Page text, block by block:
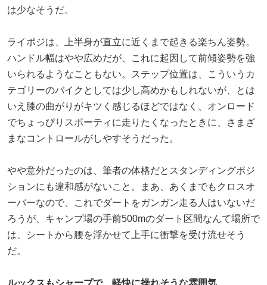
は少なそうだ。
ライポジは、上半身が直立に近くまで起きる楽ちん姿勢。
ハンドル幅はやや広めだが、これに起因して前傾姿勢を強
いられるようなこともない。ステップ位置は、こういうカ
テゴリーのバイクとしては少し高めかもしれないが、とは
いえ膝の曲がりがキツく感じるほどではなく、オンロード
でちょっぴりスポーティに走りたくなったときに、さまざ
まなコントロールがしやすそうだった。
やや意外だったのは、筆者の体格だとスタンディングポジ
ションにも違和感がないこと。まあ、あくまでもクロスオ
ーバーなので、これでダートをガンガン走る人はいないだ
ろうが、キャンプ場の手前500mのダート区間なんて場所で
は、シートから腰を浮かせて上手に衝撃を受け流せそう
だ。